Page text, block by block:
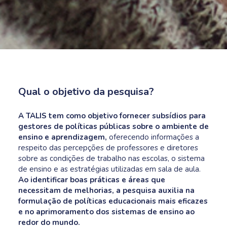
Qual o objetivo da pesquisa?
A TALIS tem como objetivo fornecer subsídios para
gestores de políticas públicas sobre o ambiente de
ensino e aprendizagem, oferecendo informações a
respeito das percepções de professores e diretores
sobre as condições de trabalho nas escolas, o sistema
de ensino e as estratégias utilizadas em sala de aula.
Ao identificar boas práticas e áreas que
necessitam de melhorias, a pesquisa auxilia na
formulação de políticas educacionais mais eficazes
e no aprimoramento dos sistemas de ensino ao
redor do mundo.